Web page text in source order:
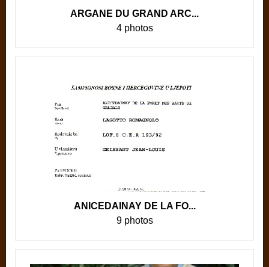
ARGANE DU GRAND ARC...
4 photos
ANICEDAINAY DE LA FO...
9 photos